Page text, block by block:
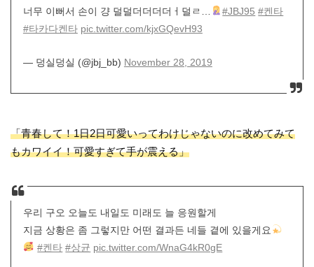
너무 이뻐서 손이 걍 덜덜더더더더ㅓ덜ㄹ…
#JBJ95 #켄타
#타카다켄타 pic.twitter.com/kjxGQevH93
— 덩실덩실 (@jbj_bb) November 28, 2019
「青春して！1日2日可愛いってわけじゃないのに改めてみて
もカワイイ！可愛すぎて手が震える」
우리 구오 오늘도 내일도 미래도 늘 응원할게
지금 상황은 좀 그렇지만 어떤 결과든 네들 곁에 있을게요
#켄타 #상균 pic.twitter.com/WnaG4kR0gE